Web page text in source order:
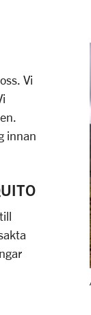
Vi
innan